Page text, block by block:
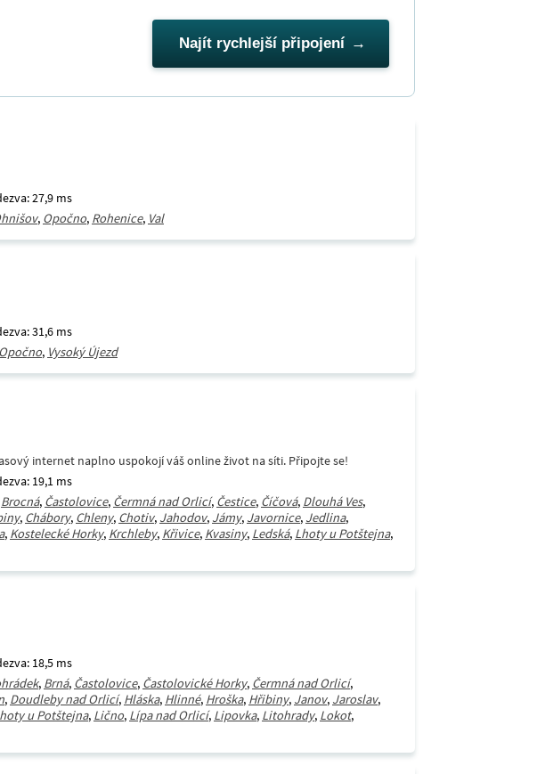
Najít rychlejší připojení
27,9 ms
, Opočno, Rohenice, Val
31,6 ms
Opočno, Vysoký Újezd
internet naplno uspokojí váš online život na síti. Připojte se!
19,1 ms
Brocná, Častolovice, Čermná nad Orlicí, Čestice, Číčová, Dlouhá Ves,
, Chábory, Chleny, Chotiv, Jahodov, Jámy, Javornice, Jedlina,
, Kostelecké Horky, Krchleby, Křivice, Kvasiny, Ledská, Lhoty u Potštejna,
18,5 ms
, Brná, Častolovice, Častolovické Horky, Čermná nad Orlicí,
, Doudleby nad Orlicí, Hláska, Hlinné, Hroška, Hřibiny, Janov, Jaroslav,
u Potštejna, Lično, Lípa nad Orlicí, Lipovka, Litohrady, Lokot,